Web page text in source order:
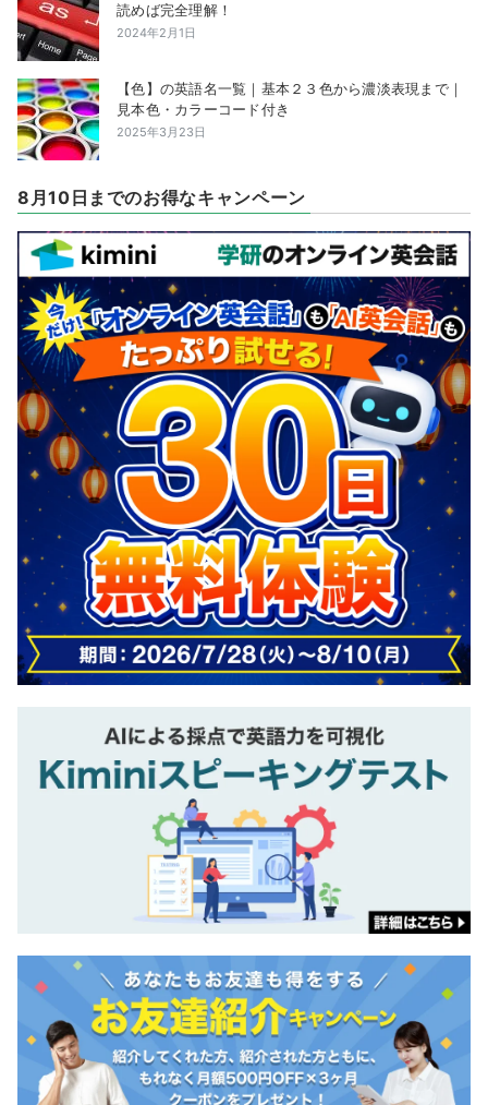
読めば完全理解！
2024年2月1日
【色】の英語名一覧｜基本２３色から濃淡表現まで｜
見本色・カラーコード付き
2025年3月23日
8月10日までのお得なキャンペーン